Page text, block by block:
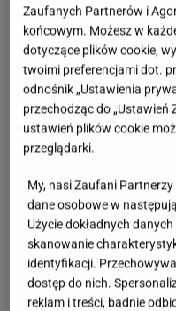
Zaufanych Partnerów i
końcowym. Możesz w
dotyczące plików cookie,
twoimi preferencjami dot.
odnośnik „Ustawienia
przechodząc do „Ustawień
ustawień plików cookie
przeglądarki.
My, nasi Zaufani
dane osobowe w
Użycie dokładnych
skanowanie
identyfikacji.
dostęp do nich.
reklam i treści, badnie